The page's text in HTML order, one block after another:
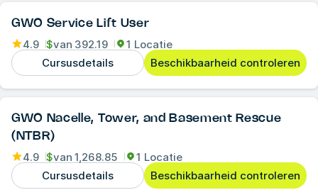
GWO Service Lift User
4.9 $van 392.19
1 Locatie
Cursusdetails
Beschikbaarheid controleren
GWO Nacelle, Tower, and Basement Rescue
(NTBR)
4.9 $van 1,268.85
1 Locatie
Cursusdetails
Beschikbaarheid controleren